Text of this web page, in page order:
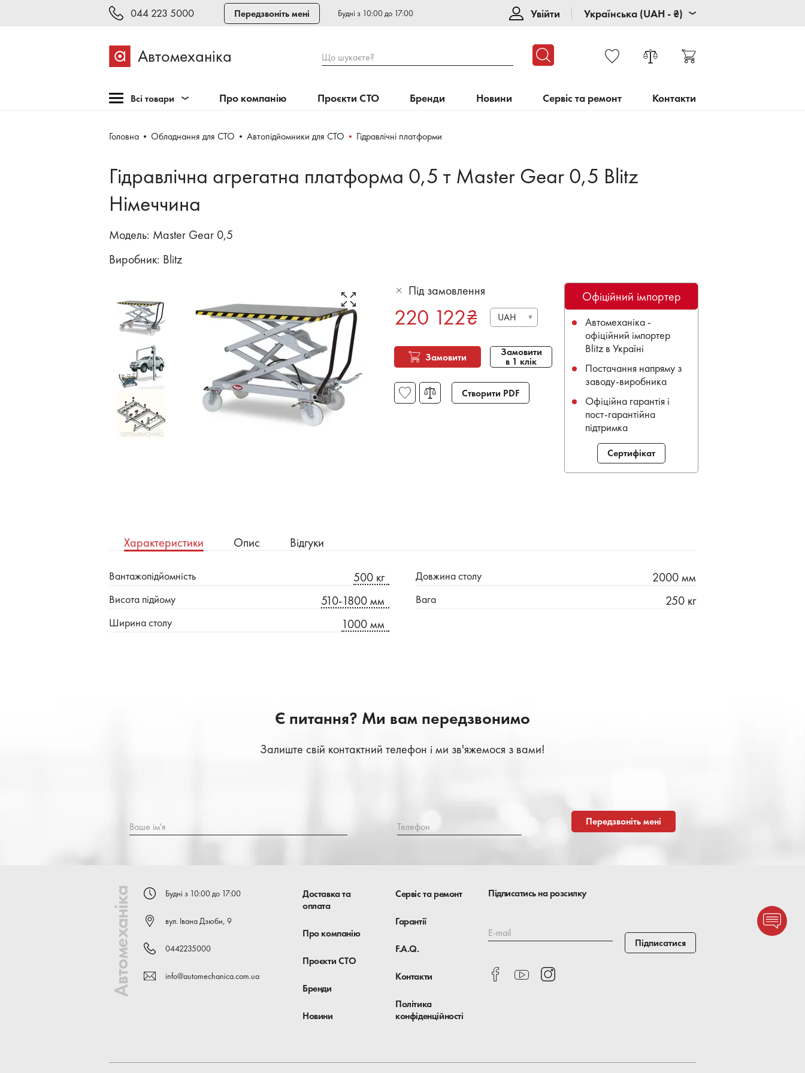
044 223 5000 Передзвоніть мені Будні з 10:00 до 17:00 Увійти Українська (UAH - ₴)
Автомеханіка Що шукаєте?
Всі товари
Обладнання для СТО
шиномонтажу
Техогляд і тестування
Зварювання, рихтовка,
Про компанію Проєкти СТО Бренди Новини Сервіс та ремонт Контакти
Головна Обладнання для СТО Автопідйомники для СТО Гідравлічні платформи
Гідравлічна агрегатна платформа 0,5 т Master Gear 0,5 Blitz
Німеччина
Модель: Master Gear 0,5
Виробник: Blitz
Під замовлення
220 122₴ UAH
Замовити Замовити
в 1 клік
Створити PDF
Офіційний імпортер
Автомеханіка -
офіційний імпортер
Blitz в Україні
Постачання напряму з
заводу-виробника
Офіційна гарантія і
пост-гарантійна
підтримка
Сертифікат
Характеристики Опис Відгуки
Вантажопідйомність 500 кг
Висота підйому 510-1800 мм
Ширина столу 1000 мм
Довжина столу 2000 мм
Вага 250 кг
Є питання? Ми вам передзвонимо
Залиште свій контактний телефон і ми зв'яжемося з вами!
Ваше ім'я Телефон Передзвоніть мені
Автомеханіка Будні з 10:00 до 17:00
вул. Івана Дзюби, 9
0442235000
info@automechanica.com.ua
Доставка та
оплата
Про компанію
Проєкти СТО
Бренди
Новини
Сервіс та ремонт
Гарантії
F.A.Q.
Контакти
Політика
конфіденційності
Підписатись на розсилку
E-mail
Підписатися